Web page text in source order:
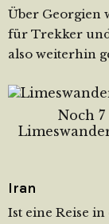
Über Georgien
für Trekker
also weiterhin
Noch
Iran
Ist eine Reise